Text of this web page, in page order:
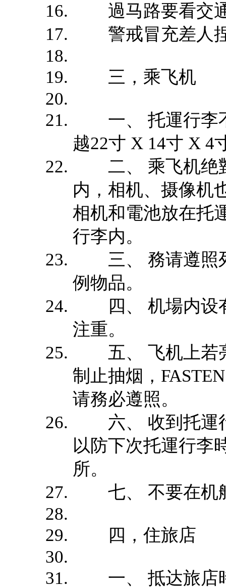
過马路要看交通
警戒冒充差人捏
三，乘飞机
一、 托運行李不
越22寸 X 14寸 X 4
二、 乘飞机绝
内，相机、摄像机
相机和電池放在托
行李内。
三、 務请遵照
例物品。
四、 机場内设
注重。
五、 飞机上若亮
制止抽烟，
请務必遵照。
六、 收到托運
以防下次托運行李
所。
七、 不要在机
四，住旅店
一、 抵达旅店